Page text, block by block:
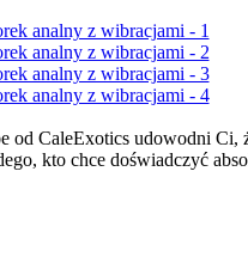
od CaleExotics udowodni
kto chce doświadczyć